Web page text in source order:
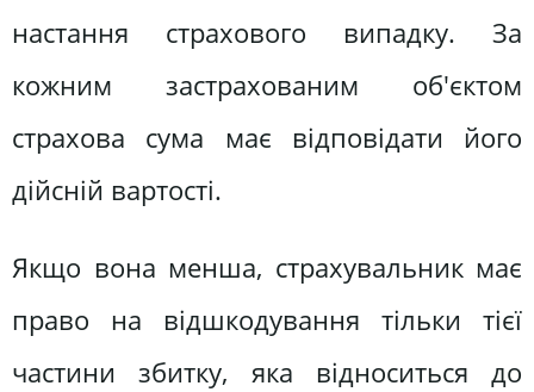
настання страхового випадку. За
кожним застрахованим об'єктом
страхова сума має відповідати його
дійсній вартості.
Якщо вона менша, страхувальник має
право на відшкодування тільки тієї
частини збитку, яка відноситься до